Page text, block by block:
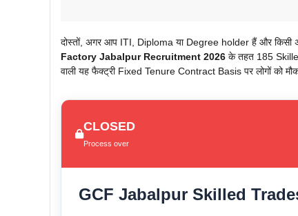
दोस्तों, अगर आप ITI, Diploma या Degree holder हैं और किसी
Factory Jabalpur Recruitment 2026 के तहत 185
वाली यह फैक्ट्री Fixed Tenure Contract Basis पर लोगों को
CLOSED
Process over
GCF Jabalpur Skilled